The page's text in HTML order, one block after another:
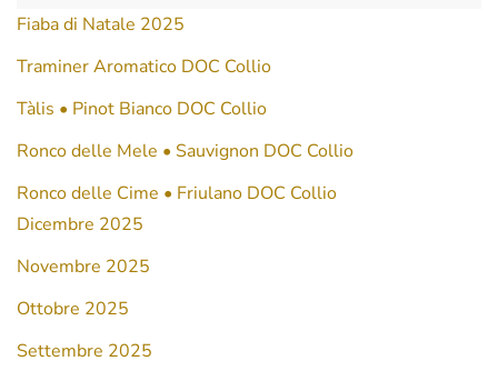
Fiaba di Natale 2025
Traminer Aromatico DOC Collio
Tàlis • Pinot Bianco DOC Collio
Ronco delle Mele • Sauvignon DOC Collio
Ronco delle Cime • Friulano DOC Collio
Dicembre 2025
Novembre 2025
Ottobre 2025
Settembre 2025